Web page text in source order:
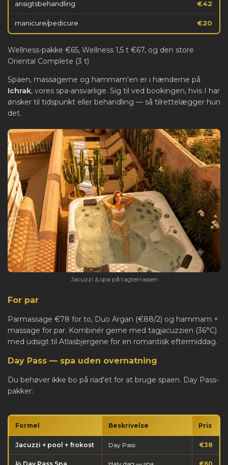
ansigtsbehandling €42
manicure/pedicure €20
Wellness-pakke €65, Wellness 1,5 t €67, og den store
Oriental Complete (3 t)
Spaen, massagerne og hammam'en er i hænderne på
Ichrak, vores spa-ansvarlige. Sig til ved bookingen, hvis I har
ønsker til tidspunkt eller behandling — så tilrettelægger hun
det.
Jacuzzi & spa på tagterrassen
For par
Parmassage €78 for to, Duo Argan (€88/2) og hammam +
massage for par. Kombinér gerne med tagjacuzzien (36°C)
med udsigt til Atlasbjergene for en romantisk eftermiddag.
Day Pass — spa uden overnatning
Du behøver ikke bo på riad'et for at bruge spaen. Day Pass-
pakker:
Formel Beskrivelse Pris
Jacuzzi + pool + frokost Day Pass €38